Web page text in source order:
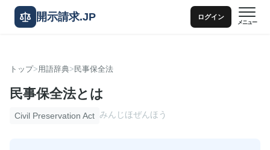
開示請求.JP ログイン
メニュー
トップ 用語辞典 民事保全法
民事保全法とは
Civil Preservation Act みんじほぜんほう